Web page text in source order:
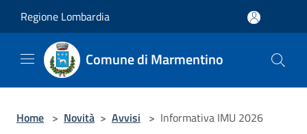
Regione Lombardia
Comune di Marmentino
Home > Novità > Avvisi > Informativa IMU 2026